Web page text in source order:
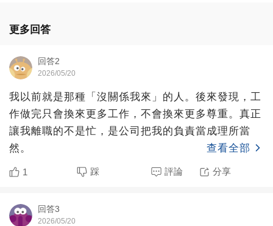
更多回答
回答2
2026/05/20
我以前就是那種「沒關係我來」的人。後來發現，工
作做完只會換來更多工作，不會換來更多尊重。真正
讓我離職的不是忙，是公司把我的負責當成理所當
然。
查看全部
1 踩 評論 分享
回答3
2026/05/20